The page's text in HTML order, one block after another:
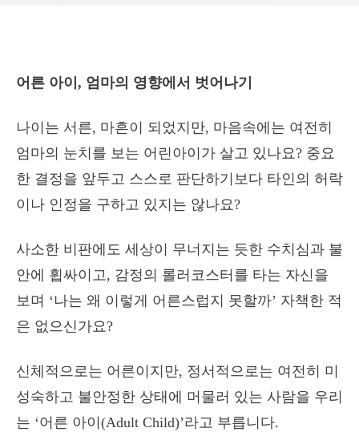
어른 아이, 엄마의 영향에서 벗어나기
나이는 서른, 마흔이 되었지만, 마음속에는 여전히
엄마의 눈치를 보는 어린아이가 살고 있나요? 중요
한 결정을 앞두고 스스로 판단하기보다 타인의 허락
이나 인정을 구하고 있지는 않나요?
사소한 비판에도 세상이 무너지는 듯한 수치심과 불
안에 휩싸이고, 감정의 롤러코스터를 타는 자신을
보며 ‘나는 왜 이렇게 어른스럽지 못할까’ 자책한 적
은 없으신가요?
신체적으로는 어른이지만, 정서적으로는 여전히 미
성숙하고 불안정한 상태에 머물러 있는 사람을 우리
는 ‘어른 아이(Adult Child)’라고 부릅니다.